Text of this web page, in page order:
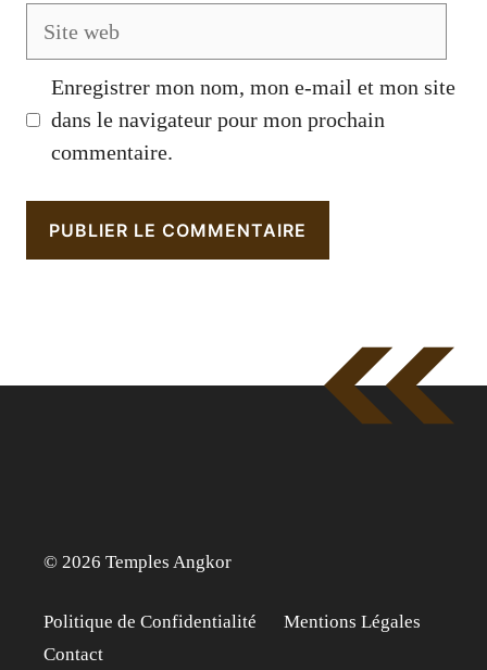
Enregistrer mon nom, mon e-mail et mon site
dans le navigateur pour mon prochain
commentaire.
© 2026 Temples Angkor
Politique de Confidentialité
Mentions Légales
Contact